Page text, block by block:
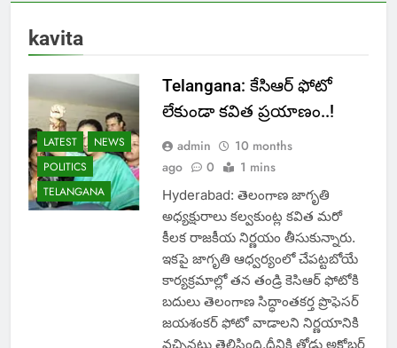
kavita
LATEST
NEWS
POLITICS
TELANGANA
Telangana: కేసిఆర్ ఫోటో
లేకుండా కవిత ప్రయాణం..!
admin
10 months
ago
0 1 mins
Hyderabad: తెలంగాణ జాగృతి
అధ్యక్షురాలు కల్వకుంట్ల కవిత మరో
కీలక రాజకీయ నిర్ణయం తీసుకున్నారు.
ఇకపై జాగృతి ఆధ్వర్యంలో చేపట్టబోయే
కార్యక్రమాల్లో తన తండ్రి కెసిఆర్ ఫోటోకి
బదులు తెలంగాణ సిద్ధాంతకర్త ప్రొఫెసర్
జయశంకర్ ఫోటో వాడాలని నిర్ణయానికి
వచ్చినట్లు తెలిసింది.దీనికి తోడు అక్టోబర్